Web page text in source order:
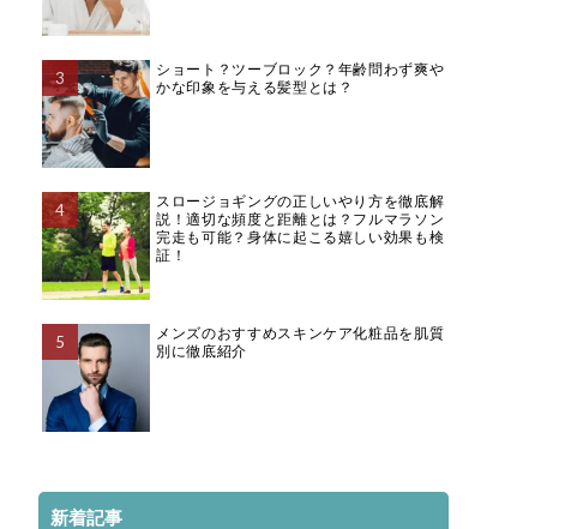
ショート？ツーブロック？年齢問わず爽や
かな印象を与える髪型とは？
スロージョギングの正しいやり方を徹底解
説！適切な頻度と距離とは？フルマラソン
完走も可能？身体に起こる嬉しい効果も検
証！
メンズのおすすめスキンケア化粧品を肌質
別に徹底紹介
新着記事